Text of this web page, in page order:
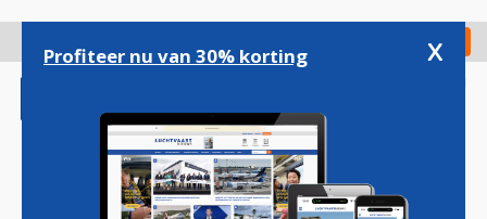
gaan
Check in
Profiteer nu van 30% korting x